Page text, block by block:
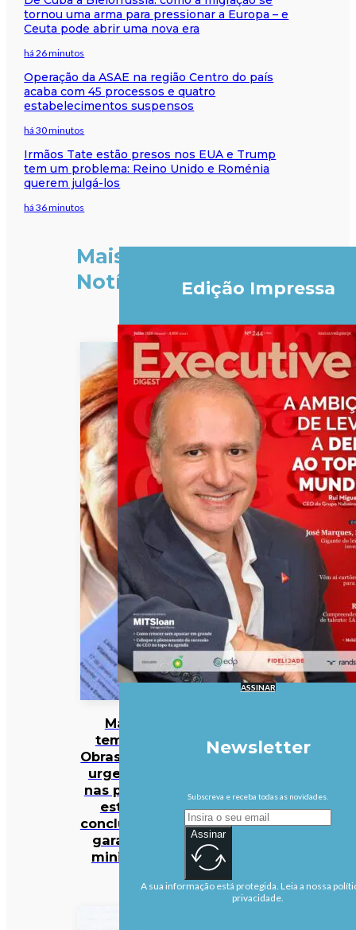
tornou uma arma para pressionar a Europa – e
Ceuta pode abrir uma nova era
há 26 minutos
Operação da ASAE na região Centro do país
acaba com 45 processos e quatro
estabelecimentos suspensos
há 30 minutos
Irmãos Tate estão presos nos EUA e Trump
tem um problema: Reino Unido e Roménia
querem julgá-los
há 36 minutos
Mais
Notícias
Mau
tempo:
Obras mais
urgentes
nas praias
estão
concluídas,
garante
ministra
Edição Impressa
ASSINAR
Newsletter
Subscreva e receba todas as novidades.
Assinar
A sua informação está protegida. Leia a nossa
privacidade.